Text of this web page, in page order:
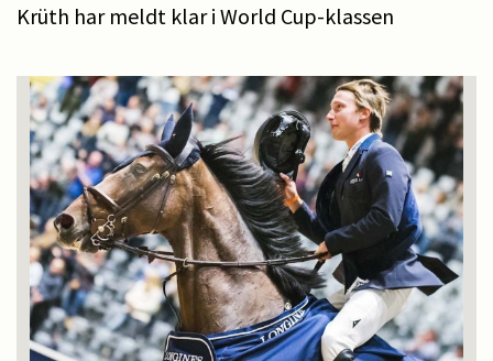
Krüth har meldt klar i World Cup-klassen